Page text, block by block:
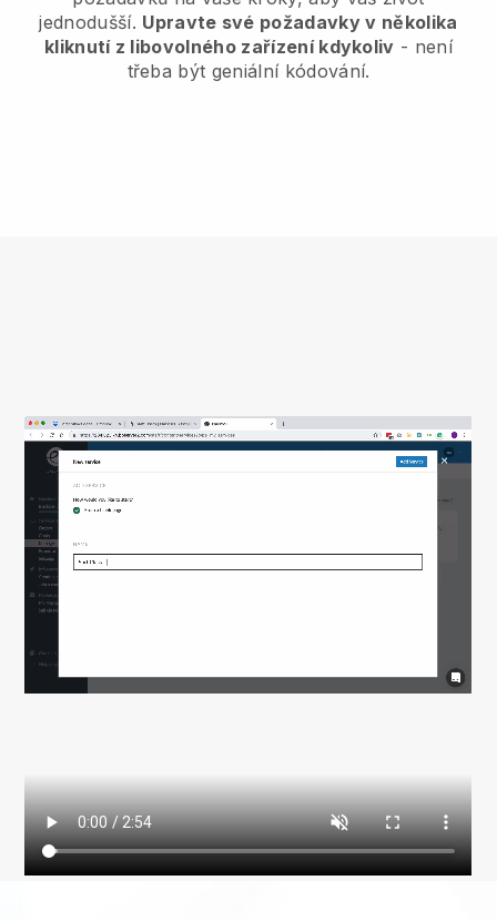
jednodušší. Upravte své požadavky v několika
kliknutí z libovolného zařízení kdykoliv - není
třeba být geniální kódování.